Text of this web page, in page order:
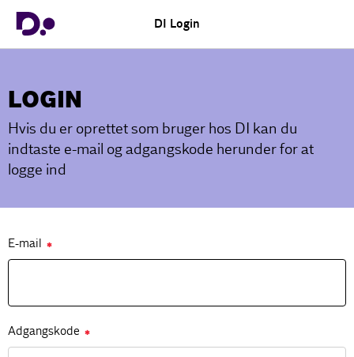
DI Login
LOGIN
Hvis du er oprettet som bruger hos DI kan du
indtaste e-mail og adgangskode herunder for at
logge ind
E-mail ✱
Adgangskode ✱